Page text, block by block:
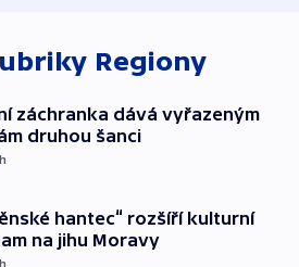
Regiony
záchranka dává vyřazeným
druhou šanci
h
hantec“ rozšíří kulturní
na jihu Moravy
h